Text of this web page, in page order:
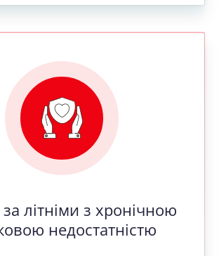
літніми з хронічною
недостатністю